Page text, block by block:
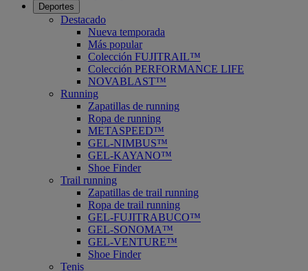
Deportes
Destacado
Nueva temporada
Más popular
Colección FUJITRAIL™
Colección PERFORMANCE LIFE
NOVABLAST™
Running
Zapatillas de running
Ropa de running
METASPEED™
GEL-NIMBUS™
GEL-KAYANO™
Shoe Finder
Trail running
Zapatillas de trail running
Ropa de trail running
GEL-FUJITRABUCO™
GEL-SONOMA™
GEL-VENTURE™
Shoe Finder
Tenis